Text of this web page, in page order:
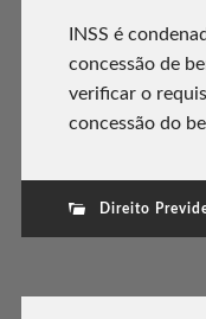
INSS é
concessão de
verificar o
concessão do
Direito